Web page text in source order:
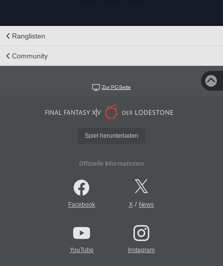
Ranglisten
Community
Zur PC-Seite
Spiel herunterladen
Offizielle Informationen
Facebook X/ News
YouTube Instagram